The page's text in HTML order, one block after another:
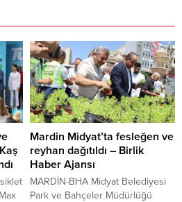
Mardin Midyat’ta fesleğen ve
reyhan dağıtıldı – Birlik
Haber Ajansı
MARDİN-BHA Midyat Belediyesi
Park ve Bahçeler Müdürlüğü